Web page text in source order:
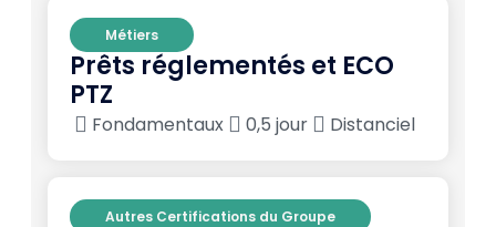
Métiers
Prêts réglementés et ECO
PTZ
Fondamentaux 0,5 jour Distanciel
Autres Certifications du Groupe